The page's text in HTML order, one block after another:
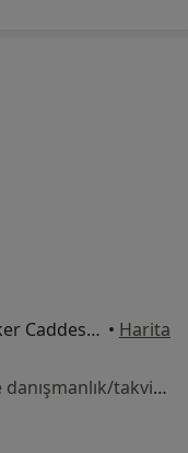
Zühtüpaşa Mahallesi Recep Peker Caddesi No:11, Kadıköy • Harita
Bu uzman ilgili adres için online danışmanlık/takvim sunmuyor.